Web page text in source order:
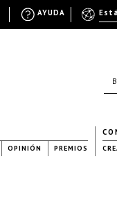
OPINIÓN PREMIOS
AYUDA